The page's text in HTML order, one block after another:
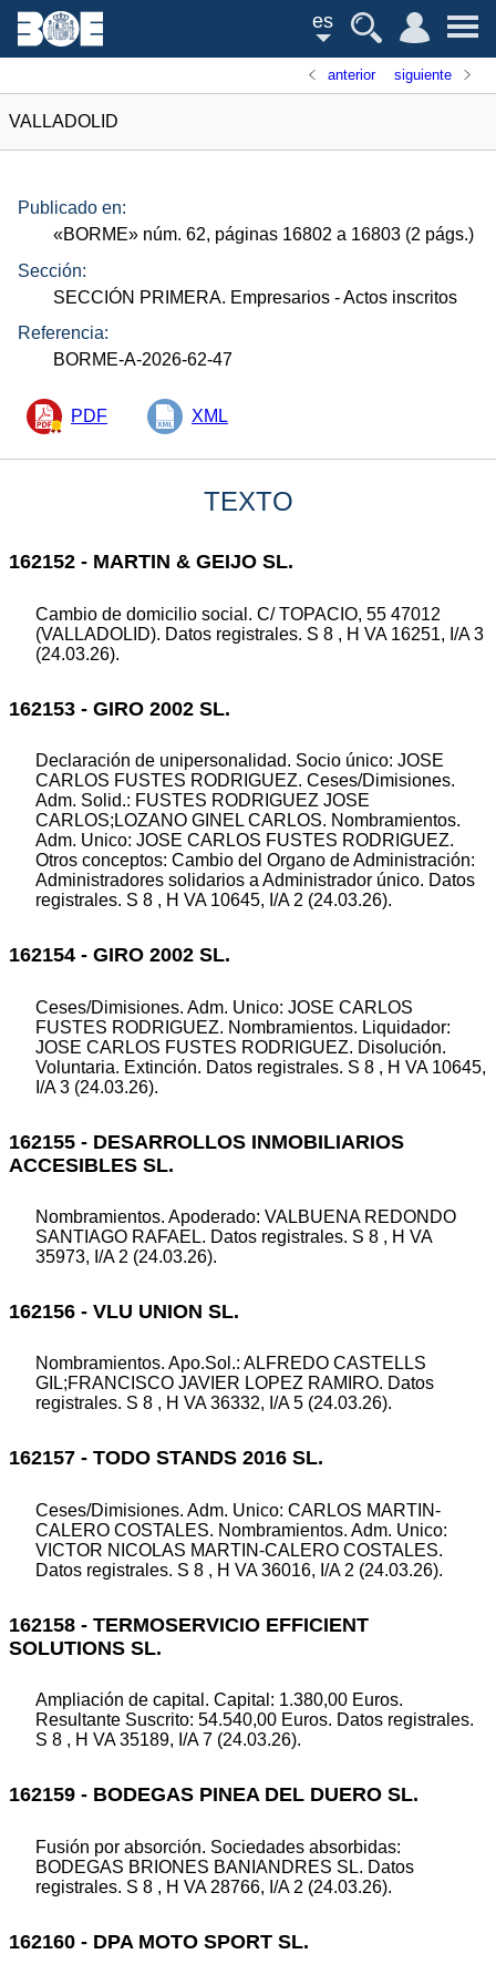
es
anterior siguiente
VALLADOLID
Publicado en:
«BORME» núm. 62, páginas 16802 a 16803 (2 págs.)
Sección:
SECCIÓN PRIMERA. Empresarios - Actos inscritos
Referencia:
BORME-A-2026-62-47
PDF XML
TEXTO
162152 - MARTIN & GEIJO SL.
Cambio de domicilio social. C/ TOPACIO, 55 47012
(VALLADOLID). Datos registrales. S 8 , H VA 16251, I/A 3
(24.03.26).
162153 - GIRO 2002 SL.
Declaración de unipersonalidad. Socio único: JOSE
CARLOS FUSTES RODRIGUEZ. Ceses/Dimisiones.
Adm. Solid.: FUSTES RODRIGUEZ JOSE
CARLOS;LOZANO GINEL CARLOS. Nombramientos.
Adm. Unico: JOSE CARLOS FUSTES RODRIGUEZ.
Otros conceptos: Cambio del Organo de Administración:
Administradores solidarios a Administrador único. Datos
registrales. S 8 , H VA 10645, I/A 2 (24.03.26).
162154 - GIRO 2002 SL.
Ceses/Dimisiones. Adm. Unico: JOSE CARLOS
FUSTES RODRIGUEZ. Nombramientos. Liquidador:
JOSE CARLOS FUSTES RODRIGUEZ. Disolución.
Voluntaria. Extinción. Datos registrales. S 8 , H VA 10645,
I/A 3 (24.03.26).
162155 - DESARROLLOS INMOBILIARIOS
ACCESIBLES SL.
Nombramientos. Apoderado: VALBUENA REDONDO
SANTIAGO RAFAEL. Datos registrales. S 8 , H VA
35973, I/A 2 (24.03.26).
162156 - VLU UNION SL.
Nombramientos. Apo.Sol.: ALFREDO CASTELLS
GIL;FRANCISCO JAVIER LOPEZ RAMIRO. Datos
registrales. S 8 , H VA 36332, I/A 5 (24.03.26).
162157 - TODO STANDS 2016 SL.
Ceses/Dimisiones. Adm. Unico: CARLOS MARTIN-
CALERO COSTALES. Nombramientos. Adm. Unico:
VICTOR NICOLAS MARTIN-CALERO COSTALES.
Datos registrales. S 8 , H VA 36016, I/A 2 (24.03.26).
162158 - TERMOSERVICIO EFFICIENT
SOLUTIONS SL.
Ampliación de capital. Capital: 1.380,00 Euros.
Resultante Suscrito: 54.540,00 Euros. Datos registrales.
S 8 , H VA 35189, I/A 7 (24.03.26).
162159 - BODEGAS PINEA DEL DUERO SL.
Fusión por absorción. Sociedades absorbidas:
BODEGAS BRIONES BANIANDRES SL. Datos
registrales. S 8 , H VA 28766, I/A 2 (24.03.26).
162160 - DPA MOTO SPORT SL.